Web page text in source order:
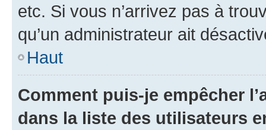
etc. Si vous n’arrivez pas à
qu’un administrateur ait
Haut
Comment puis-je empêcher
dans la liste des utilisateurs